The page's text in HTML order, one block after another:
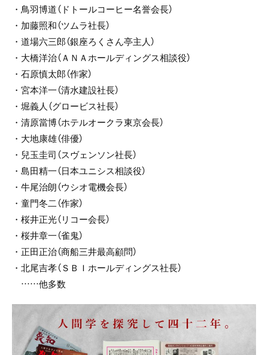
・鳥羽博道（ドトールコーヒー名誉会長）
・加藤照和（ツムラ社長）
・道場六三郎（銀座ろくさん亭主人）
・大橋洋治（ＡＮＡホールディングス相談役）
・石原慎太郎（作家）
・宮本洋一（清水建設社長）
・堀義人（グロービス社長）
・清原當博（ホテルオークラ東京会長）
・大地康雄（俳優）
・兒玉圭司（スヴェンソン社長）
・島田精一（日本ユニシス相談役）
・牛尾治朗（ウシオ電機会長）
・童門冬二（作家）
・桜井正光（リコー会長）
・桜井章一（雀鬼）
・正田正治（商船三井最高顧問）
・北尾吉孝（ＳＢＩホールディングス社長）
……他多数